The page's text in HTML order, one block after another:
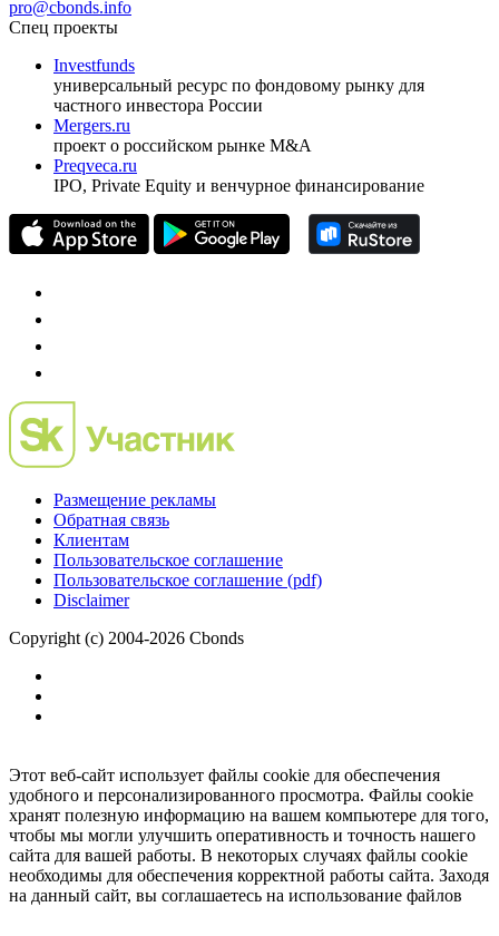
pro@cbonds.info
Спец проекты
Investfunds
универсальный ресурс по фондовому рынку для
частного инвестора России
Mergers.ru
проект о российском рынке M&A
Preqveca.ru
IPO, Private Equity и венчурное финансирование
Размещение рекламы
Обратная связь
Клиентам
Пользовательское соглашение
Пользовательское соглашение (pdf)
Disclaimer
Copyright (c) 2004-2026 Cbonds
Этот веб-сайт использует файлы cookie для обеспечения
удобного и персонализированного просмотра. Файлы cookie
хранят полезную информацию на вашем компьютере для того,
чтобы мы могли улучшить оперативность и точность нашего
сайта для вашей работы. В некоторых случаях файлы cookie
необходимы для обеспечения корректной работы сайта. Заходя
на данный сайт, вы соглашаетесь на использование файлов